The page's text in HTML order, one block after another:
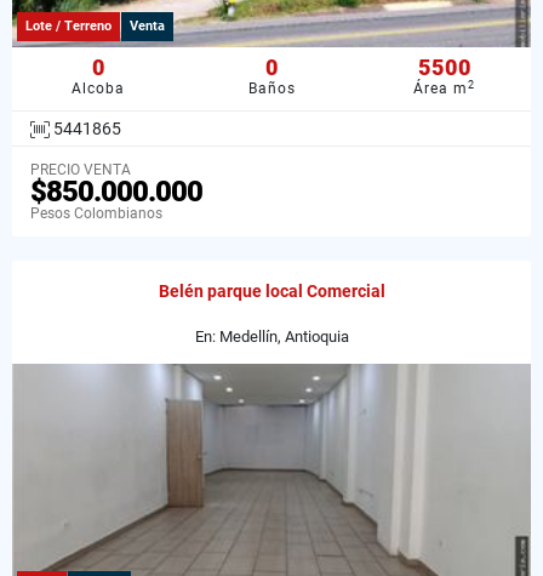
Lote / Terreno Venta
0
Alcoba
0
Baños
5500
Área m2
5441865
PRECIO VENTA
$850.000.000
Pesos Colombianos
Belén parque local Comercial
En: Medellín, Antioquia